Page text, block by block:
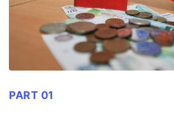
PART 01